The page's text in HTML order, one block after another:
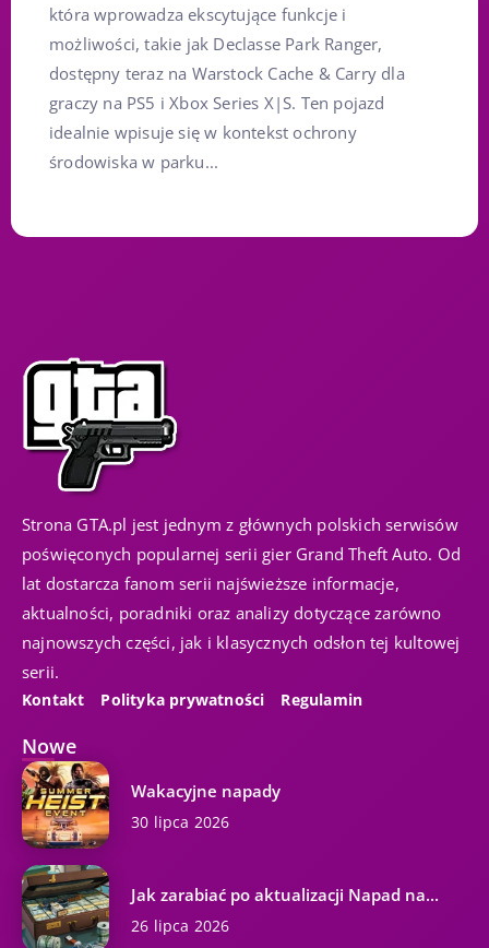
która wprowadza ekscytujące funkcje i
możliwości, takie jak Declasse Park Ranger,
dostępny teraz na Warstock Cache & Carry dla
graczy na PS5 i Xbox Series X|S. Ten pojazd
idealnie wpisuje się w kontekst ochrony
środowiska w parku...
Strona GTA.pl jest jednym z głównych polskich serwisów
poświęconych popularnej serii gier Grand Theft Auto. Od
lat dostarcza fanom serii najświeższe informacje,
aktualności, poradniki oraz analizy dotyczące zarówno
najnowszych części, jak i klasycznych odsłon tej kultowej
serii.
Kontakt Polityka prywatności Regulamin
Nowe
Wakacyjne napady
30 lipca 2026
Jak zarabiać po aktualizacji Napad na...
26 lipca 2026